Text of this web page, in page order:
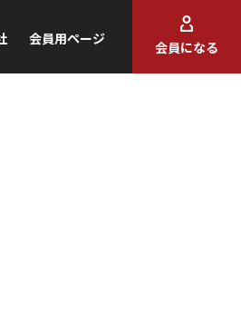
会員用ページ
会員になる